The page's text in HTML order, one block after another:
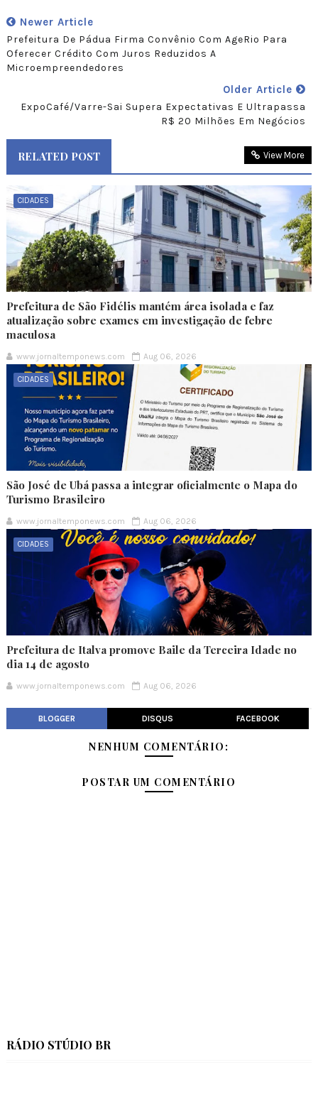
Newer Article
Prefeitura De Pádua Firma Convênio Com AgeRio Para
Oferecer Crédito Com Juros Reduzidos A
Microempreendedores
Older Article
ExpoCafé/Varre-Sai Supera Expectativas E Ultrapassa
R$ 20 Milhões Em Negócios
RELATED POST View More
CIDADES
Prefeitura de São Fidélis mantém área isolada e faz
atualização sobre exames em investigação de febre
maculosa
www.jornaltemponews.com Aug 06, 2026
CIDADES
São José de Ubá passa a integrar oficialmente o Mapa do
Turismo Brasileiro
www.jornaltemponews.com Aug 06, 2026
CIDADES
Prefeitura de Italva promove Baile da Terceira Idade no
dia 14 de agosto
www.jornaltemponews.com Aug 06, 2026
BLOGGER DISQUS FACEBOOK
NENHUM COMENTÁRIO:
POSTAR UM COMENTÁRIO
RÁDIO STÚDIO BR